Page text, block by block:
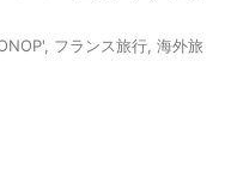
フランス旅行 海外旅